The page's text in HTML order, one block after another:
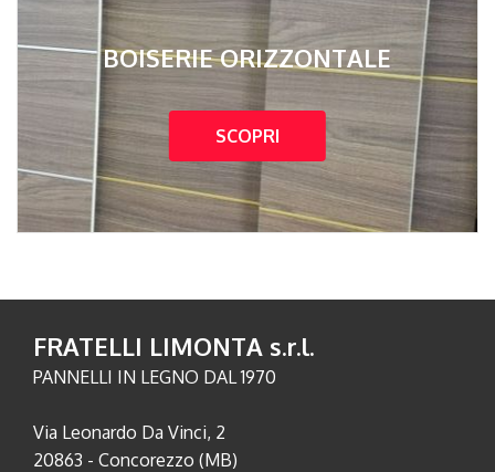
BOISERIE ORIZZONTALE
SCOPRI
FRATELLI LIMONTA s.r.l.
PANNELLI IN LEGNO DAL 1970
Via Leonardo Da Vinci, 2
20863 - Concorezzo (MB)